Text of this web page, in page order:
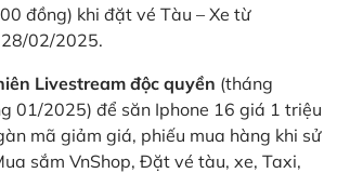
đồng) khi đặt vé Tàu – Xe từ
02/2025.
Livestream độc quyền (tháng
01/2025) để săn Iphone 16 giá 1 triệu
mã giảm giá, phiếu mua hàng khi sử
sắm VnShop, Đặt vé tàu, xe, Taxi,